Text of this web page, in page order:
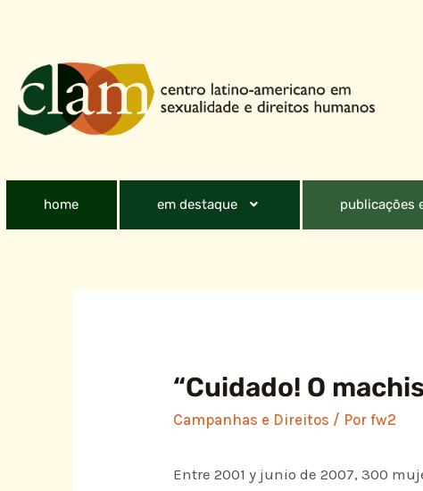
home em destaque publicações
“Cuidado! O
Campanhas e Direitos / Porfw2
Entre 2001 y junio de 2007, 300